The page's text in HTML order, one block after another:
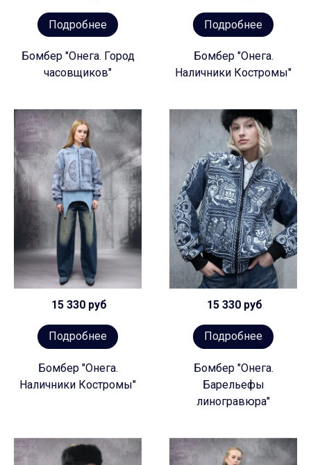
Подробнее
Бомбер "Онега. Город
часовщиков"
Подробнее
Бомбер "Онега.
Наличники Костромы"
15 330 руб
Подробнее
Бомбер "Онега.
Наличники Костромы"
15 330 руб
Подробнее
Бомбер "Онега.
Барельефы
линогравюра"